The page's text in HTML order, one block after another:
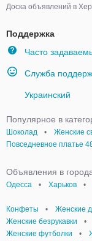
Доска объявлений в
Поддержка
Часто
Служба
Украинский
Популярное в
Шоколад
• Женские
Повседневное платье
Объявления в
Одесса
• Харьков •
Конфеты • Женские
Женские безрукавки
•
Женские футболки
•